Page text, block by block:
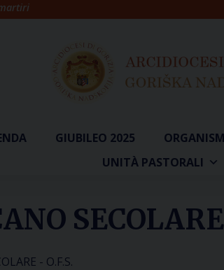
GIUBILEO 2025
UNITÀ PASTORALI
- O.F.S.